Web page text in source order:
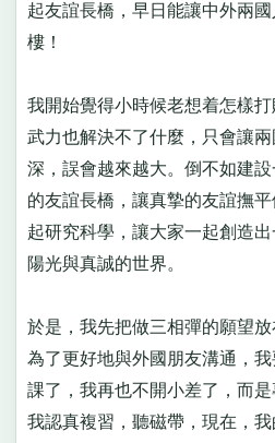
起友誼長橋，早日能讓中外兩
樓！
我開始覺得小時候老想着怎樣
武力也解決不了什麼，只會讓
深，誤會越來越大。倒不如建
的友誼長橋，讓真摯的友誼撫
起研究科學，讓大家一起創造
陽光與真誠的世界。
於是，我先把做三相彈的願望放
為了更好地與外國朋友溝通，
課了，我再也不開小差了，而是
我認真複習，聽磁帶，現在，